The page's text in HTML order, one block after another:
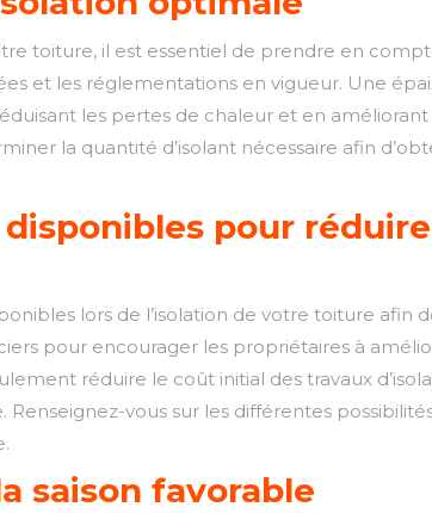
toiture, il est essentiel de prendre en
et les réglementations en vigueur. Une
les pertes de chaleur et en
la quantité d’isolant nécessaire afin
pour
lors de l’isolation de votre toiture afin
pour encourager les propriétaires à
réduire le coût initial des travaux
vous sur les différentes possibilités
saison favorable